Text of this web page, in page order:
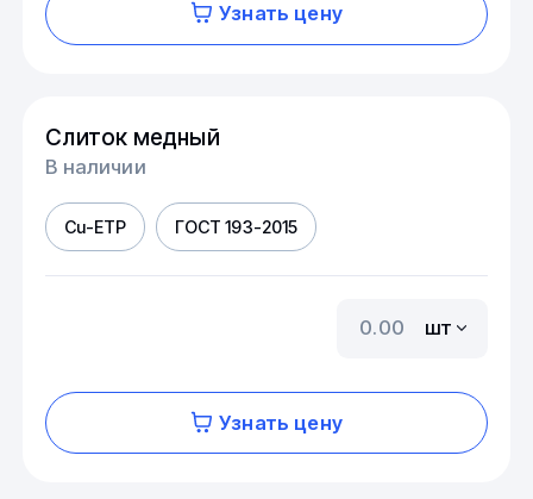
Узнать цену
Слиток медный
В наличии
Cu-ETP ГОСТ 193-2015
шт
Узнать цену